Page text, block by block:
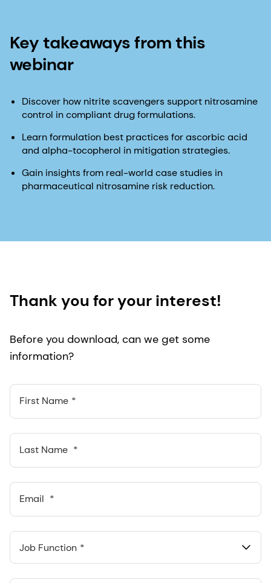
Key takeaways from this
webinar
Discover how nitrite scavengers support nitrosamine
control in compliant drug formulations.
Learn formulation best practices for ascorbic acid
and alpha-tocopherol in mitigation strategies.
Gain insights from real-world case studies in
pharmaceutical nitrosamine risk reduction.
Thank you for your interest!
Before you download, can we get some
information?
First Name
Last Name
Email
Job Function